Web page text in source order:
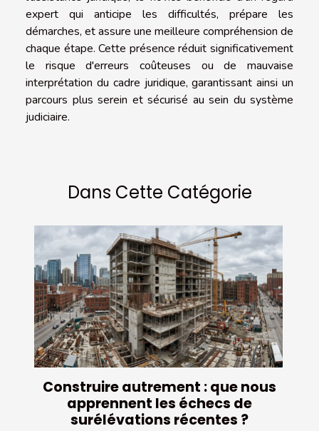
expert qui anticipe les difficultés, prépare les
démarches, et assure une meilleure compréhension de
chaque étape. Cette présence réduit significativement
le risque d'erreurs coûteuses ou de mauvaise
interprétation du cadre juridique, garantissant ainsi un
parcours plus serein et sécurisé au sein du système
judiciaire.
Dans Cette Catégorie
Construire autrement : que nous
apprennent les échecs de
surélévations récentes ?